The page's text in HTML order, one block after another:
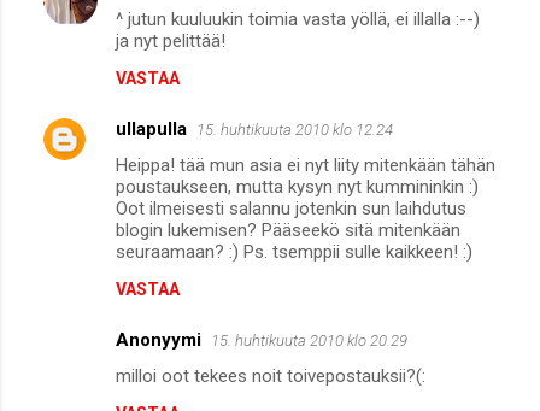
^ jutun kuuluukin toimia vasta yöllä, ei illalla :--)
ja nyt pelittää!
VASTAA
ullapulla 15. huhtikuuta 2010 klo 12.24
Heippa! tää mun asia ei nyt liity mitenkään tähän
poustaukseen, mutta kysyn nyt kummininkin :)
Oot ilmeisesti salannu jotenkin sun laihdutus
blogin lukemisen? Pääseekö sitä mitenkään
seuraamaan? :) Ps. tsemppii sulle kaikkeen! :)
VASTAA
Anonyymi 15. huhtikuuta 2010 klo 20.29
milloi oot tekees noit toivepostauksii?(: